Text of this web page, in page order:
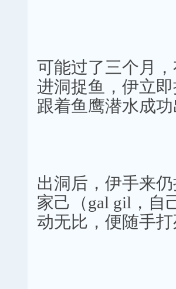
可能过了三个月
进洞捉鱼，伊立
跟着鱼鹰潜水成
出洞后，伊手来
家己（gal gil，自
动无比，便随手